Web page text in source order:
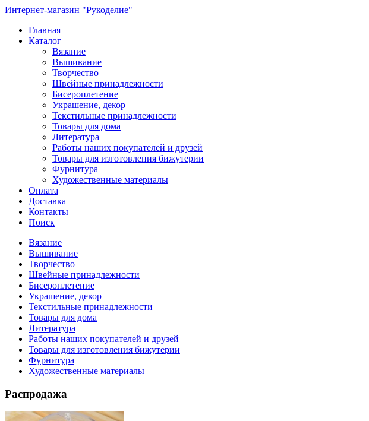
Интернет-магазин "Рукоделие"
Главная
Каталог
Вязание
Вышивание
Творчество
Швейные принадлежности
Бисероплетение
Украшение, декор
Текстильные принадлежности
Товары для дома
Литература
Работы наших покупателей и друзей
Товары для изготовления бижутерии
Фурнитура
Художественные материалы
Оплата
Доставка
Контакты
Поиск
Вязание
Вышивание
Творчество
Швейные принадлежности
Бисероплетение
Украшение, декор
Текстильные принадлежности
Товары для дома
Литература
Работы наших покупателей и друзей
Товары для изготовления бижутерии
Фурнитура
Художественные материалы
Распродажа